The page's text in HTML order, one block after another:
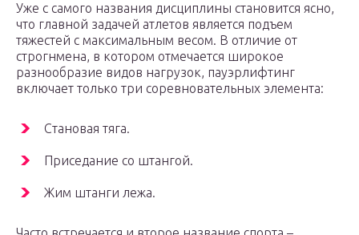
Уже с самого названия дисциплины становится ясно,
что главной задачей атлетов является подъем
тяжестей с максимальным весом. В отличие от
строгнмена, в котором отмечается широкое
разнообразие видов нагрузок, пауэрлифтинг
включает только три соревновательных элемента:
Становая тяга.
Приседание со штангой.
Жим штанги лежа.